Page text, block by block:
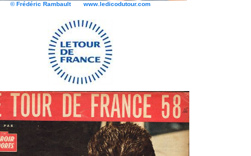
© Frédéric Rambault www.ledicodutour.com